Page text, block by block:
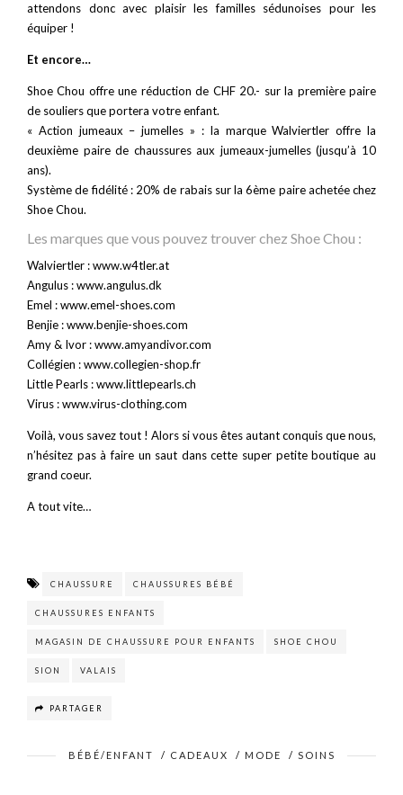
attendons donc avec plaisir les familles sédunoises pour les
équiper !
Et encore…
Shoe Chou offre une réduction de CHF 20.- sur la première paire
de souliers que portera votre enfant.
« Action jumeaux – jumelles » : la marque Walviertler offre la
deuxième paire de chaussures aux jumeaux-jumelles (jusqu’à 10
ans).
Système de fidélité : 20% de rabais sur la 6ème paire achetée chez
Shoe Chou.
Les marques que vous pouvez trouver chez Shoe Chou :
Walviertler : www.w4tler.at
Angulus : www.angulus.dk
Emel : www.emel-shoes.com
Benjie : www.benjie-shoes.com
Amy & Ivor : www.amyandivor.com
Collégien : www.collegien-shop.fr
Little Pearls : www.littlepearls.ch
Virus : www.virus-clothing.com
Voilà, vous savez tout ! Alors si vous êtes autant conquis que nous,
n’hésitez pas à faire un saut dans cette super petite boutique au
grand coeur.
A tout vite…
CHAUSSURE CHAUSSURES BÉBÉ
CHAUSSURES ENFANTS
MAGASIN DE CHAUSSURE POUR ENFANTS SHOE CHOU
SION VALAIS
PARTAGER
BÉBÉ/ENFANT / CADEAUX / MODE / SOINS